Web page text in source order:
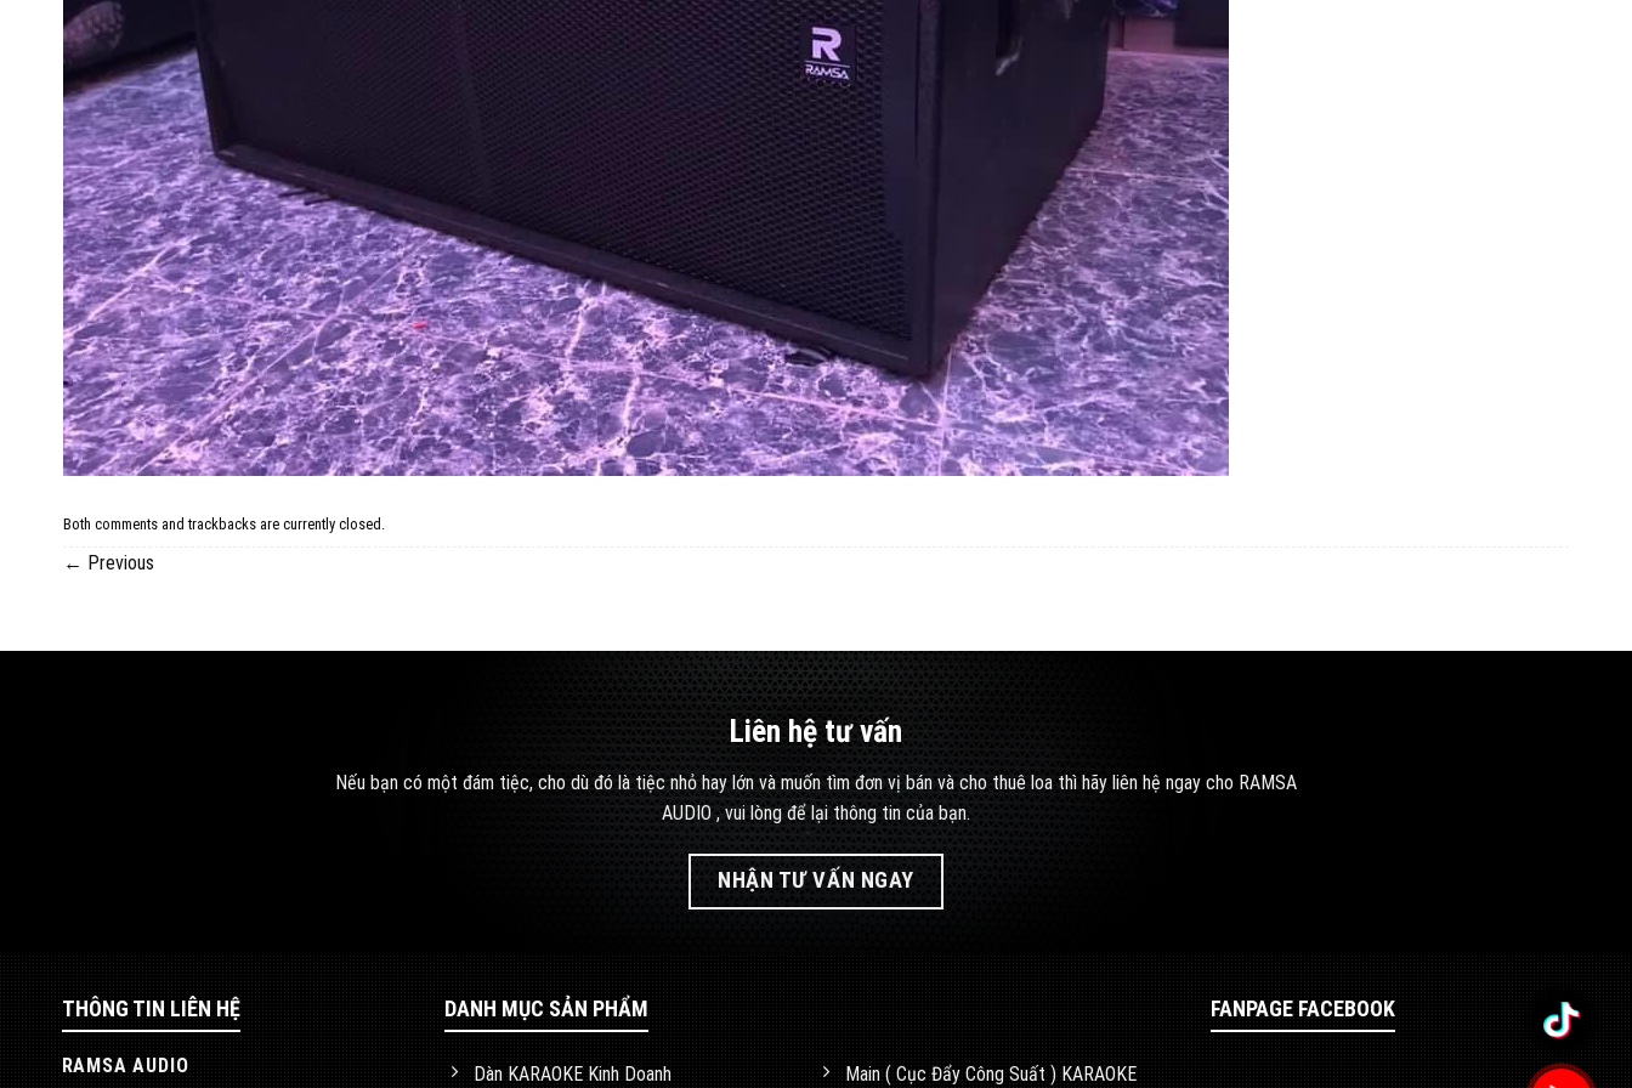
Both comments and trackbacks are currently closed.
← Previous
Liên hệ tư vấn
Nếu bạn có một đám tiệc, cho dù đó là tiệc nhỏ hay lớn và muốn tìm đơn vị bán và cho thuê loa thì hãy liên hệ ngay cho RAMSA
AUDIO , vui lòng để lại thông tin của bạn.
NHẬN TƯ VẤN NGAY
THÔNG TIN LIÊN HỆ
RAMSA AUDIO
DANH MỤC SẢN PHẨM
Dàn KARAOKE Kinh Doanh Main ( Cục Đẩy Công Suất ) KARAOKE
FANPAGE FACEBOOK